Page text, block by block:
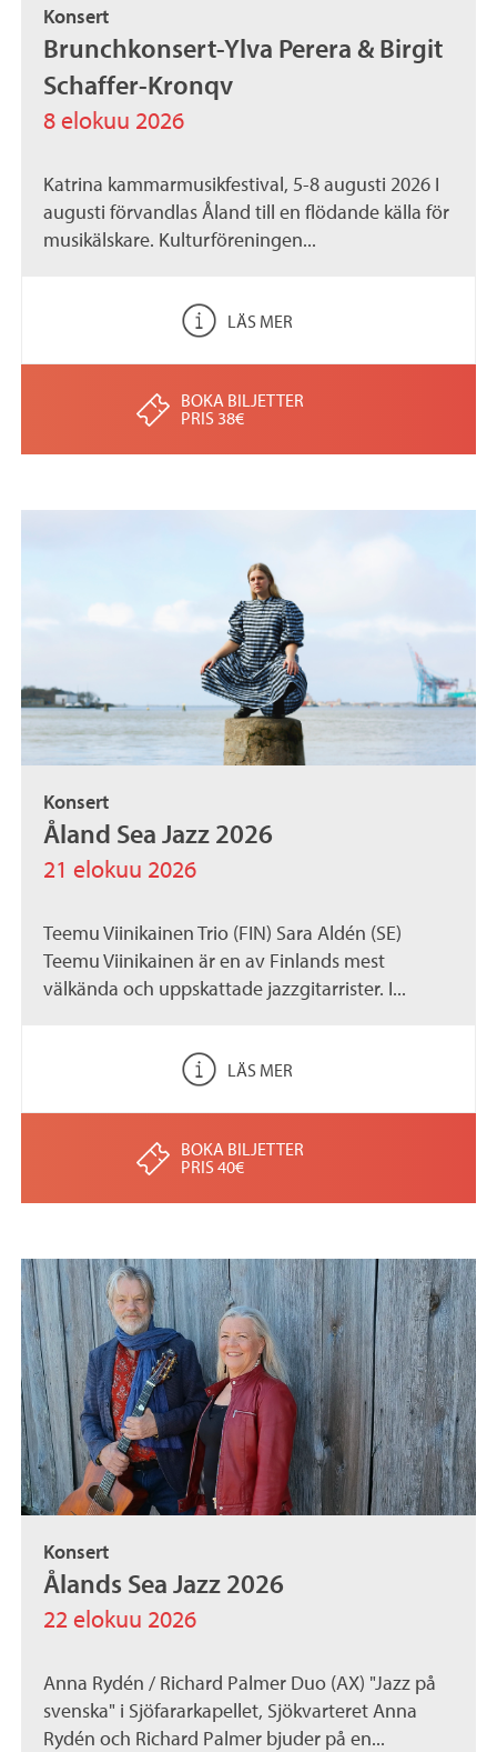
Konsert
Brunchkonsert-Ylva Perera & Birgit
Schaffer-Kronqv
8 elokuu 2026
Katrina kammarmusikfestival, 5-8 augusti 2026 I
augusti förvandlas Åland till en flödande källa för
musikälskare. Kulturföreningen...
LÄS MER
BOKA BILJETTER
PRIS 38€
Konsert
Åland Sea Jazz 2026
21 elokuu 2026
Teemu Viinikainen Trio (FIN) Sara Aldén (SE)
Teemu Viinikainen är en av Finlands mest
välkända och uppskattade jazzgitarrister. I...
LÄS MER
BOKA BILJETTER
PRIS 40€
Konsert
Ålands Sea Jazz 2026
22 elokuu 2026
Anna Rydén / Richard Palmer Duo (AX) "Jazz på
svenska" i Sjöfararkapellet, Sjökvarteret Anna
Rydén och Richard Palmer bjuder på en...